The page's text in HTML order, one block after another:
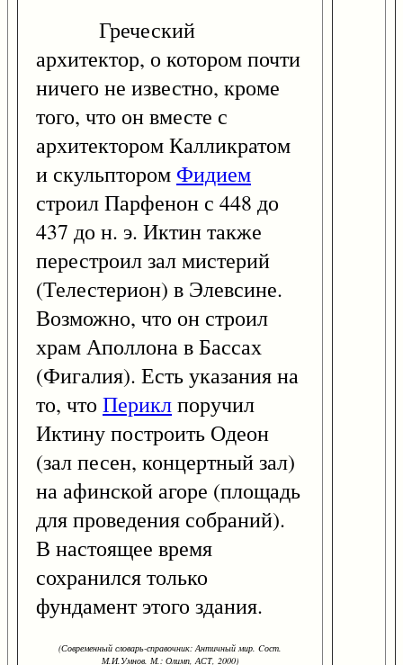
Греческий
архитектор, о котором почти
ничего не известно, кроме
того, что он вместе с
архитектором Калликратом
и скульптором Фидием
строил Парфенон с 448 до
437 до н. э. Иктин также
перестроил зал мистерий
(Телестерион) в Элевсине.
Возможно, что он строил
храм Аполлона в Бассах
(Фигалия). Есть указания на
то, что Периклпоручил
Иктину построить Одеон
(зал песен, концертный зал)
на афинской агоре (площадь
для проведения собраний).
В настоящее время
сохранился только
фундамент этого здания.
(Современный словарь-справочник: Античный мир. Cост.
М.И.Умнов. М.: Олимп, АСТ, 2000)